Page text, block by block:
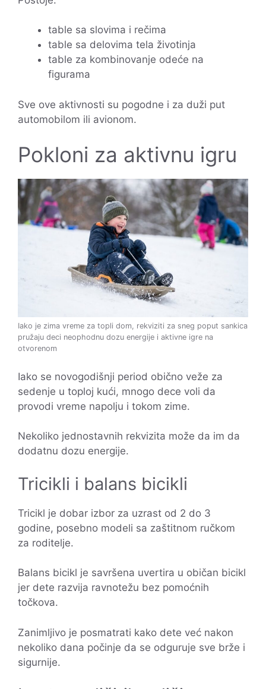
table sa slovima i rečima
table sa delovima tela životinja
table za kombinovanje odeće na
figurama
Sve ove aktivnosti su pogodne i za duži put
automobilom ili avionom.
Pokloni za aktivnu igru
Iako je zima vreme za topli dom, rekviziti za sneg poput sankica
pružaju deci neophodnu dozu energije i aktivne igre na
otvorenom
Iako se novogodišnji period obično veže za
sedenje u toploj kući, mnogo dece voli da
provodi vreme napolju i tokom zime.
Nekoliko jednostavnih rekvizita može da im da
dodatnu dozu energije.
Tricikli i balans bicikli
Tricikl je dobar izbor za uzrast od 2 do 3
godine, posebno modeli sa zaštitnom ručkom
za roditelje.
Balans bicikl je savršena uvertira u običan bicikl
jer dete razvija ravnotežu bez pomoćnih
točkova.
Zanimljivo je posmatrati kako dete već nakon
nekoliko dana počinje da se odguruje sve brže i
sigurnije.